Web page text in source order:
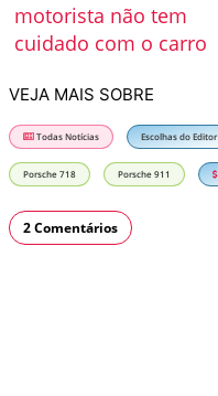
motorista não tem
cuidado com o carro
VEJA MAIS SOBRE
Todas Notícias Escolhas do Editor
Porsche 718 Porsche 911
2 Comentários